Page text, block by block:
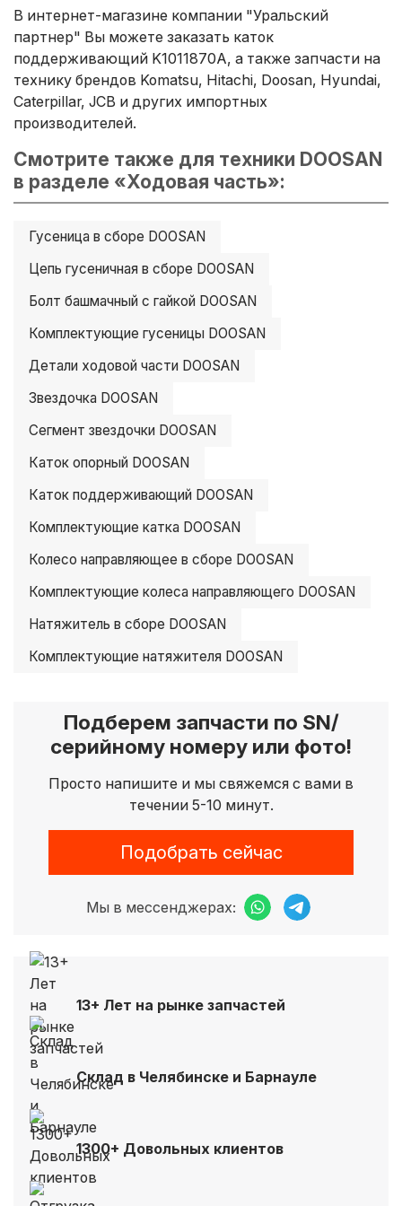
В интернет-магазине компании "Уральский
партнер" Вы можете заказать каток
поддерживающий K1011870A, а также запчасти на
технику брендов Komatsu, Hitachi, Doosan, Hyundai,
Caterpillar, JCB и других импортных
производителей.
Смотрите также для техники DOOSAN
в разделе «Ходовая часть»:
Гусеница в сборе DOOSAN
Цепь гусеничная в сборе DOOSAN
Болт башмачный с гайкой DOOSAN
Комплектующие гусеницы DOOSAN
Детали ходовой части DOOSAN
Звездочка DOOSAN
Сегмент звездочки DOOSAN
Каток опорный DOOSAN
Каток поддерживающий DOOSAN
Комплектующие катка DOOSAN
Колесо направляющее в сборе DOOSAN
Комплектующие колеса направляющего DOOSAN
Натяжитель в сборе DOOSAN
Комплектующие натяжителя DOOSAN
Подберем запчасти по SN/
серийному номеру или фото!
Просто напишите и мы свяжемся с вами в
течении 5-10 минут.
Подобрать сейчас
Мы в мессенджерах:
13+ Лет на рынке запчастей
Склад в Челябинске и Барнауле
1300+ Довольных клиентов